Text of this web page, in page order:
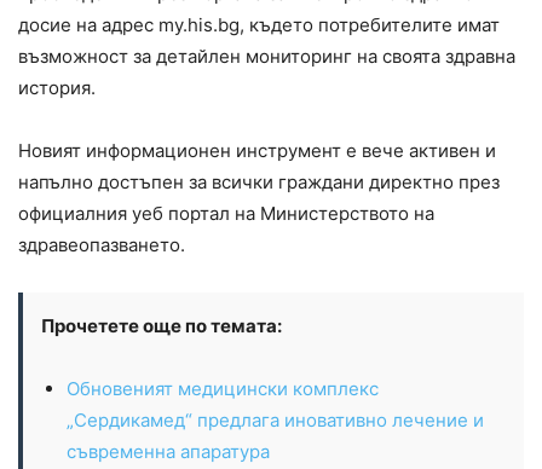
досие на адрес my.his.bg, където потребителите имат
възможност за детайлен мониторинг на своята здравна
история.
Новият информационен инструмент е вече активен и
напълно достъпен за всички граждани директно през
официалния уеб портал на Министерството на
здравеопазването.
Прочетете още по темата:
Обновеният медицински комплекс
„Сердикамед“ предлага иновативно лечение и
съвременна апаратура